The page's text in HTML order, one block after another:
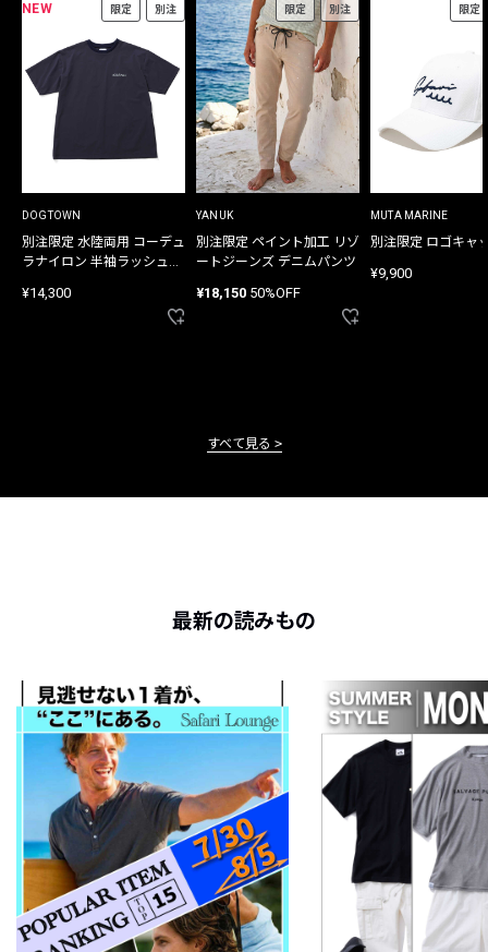
NEW 限定 別注
DOGTOWN
別注限定 水陸両用 コーデュ
ラナイロン 半袖ラッシュガ
¥14,300
限定 別注
YANUK
別注限定 ペイント加工 リゾ
ートジーンズ デニムパンツ
¥18,150 50%OFF
限定
MUTA MARINE
別注限定 ロゴキャ
¥9,900
すべて見る
最新の読みもの